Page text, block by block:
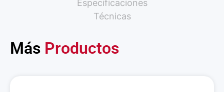
Especificaciones
Técnicas
Más Productos